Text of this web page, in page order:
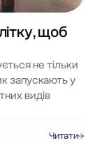
щоб
не тільки
запускають у
видів
Читати